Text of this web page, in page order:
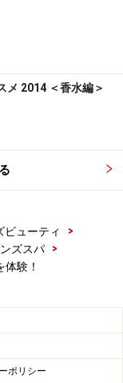
メ 2014 ＜香水編＞
ビューティ
>
ズスパ
>
験！
ポリシー